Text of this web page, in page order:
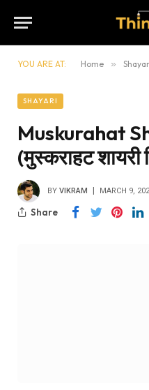
YOU ARE AT: Home »
SHAYARI
Muskurahat
(मुस्कराहट शायरी
BY VIKRAM MARCH 9,
Share